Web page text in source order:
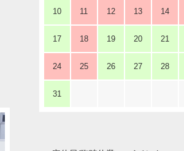
10 11 12 13 14
17 18 19 20 21
24 25 26 27 28
31